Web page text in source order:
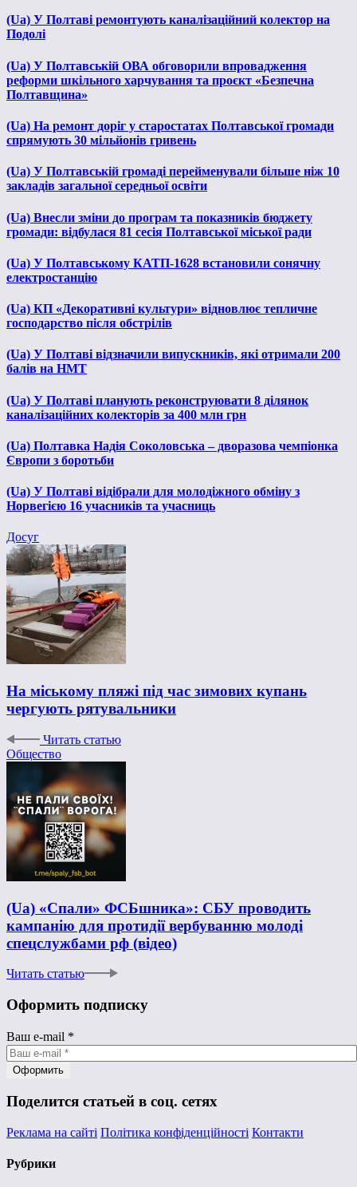
(Ua) У Полтаві ремонтують каналізаційний колектор на
Подолі
(Ua) У Полтавській ОВА обговорили впровадження
реформи шкільного харчування та проєкт «Безпечна
Полтавщина»
(Ua) На ремонт доріг у старостатах Полтавської громади
спрямують 30 мільйонів гривень
(Ua) У Полтавській громаді перейменували більше ніж 10
закладів загальної середньої освіти
(Ua) Внесли зміни до програм та показників бюджету
громади: відбулася 81 сесія Полтавської міської ради
(Ua) У Полтавському КАТП-1628 встановили сонячну
електростанцію
(Ua) КП «Декоративні культури» відновлює тепличне
господарство після обстрілів
(Ua) У Полтаві відзначили випускників, які отримали 200
балів на НМТ
(Ua) У Полтаві планують реконструювати 8 ділянок
каналізаційних колекторів за 400 млн грн
(Ua) Полтавка Надія Соколовська – дворазова чемпіонка
Європи з боротьби
(Ua) У Полтаві відібрали для молодіжного обміну з
Норвегією 16 учасників та учасниць
Досуг
На міському пляжі під час зимових купань
чергують рятувальники
Читать статью
Общество
(Ua) «Спали» ФСБшника»: СБУ проводить
кампанію для протидії вербуванню молоді
спецслужбами рф (відео)
Читать статью
Оформить подписку
Ваш e-mail *
Поделится статьей в соц. сетях
Реклама на сайті Політика конфіденційності Контакти
Рубрики